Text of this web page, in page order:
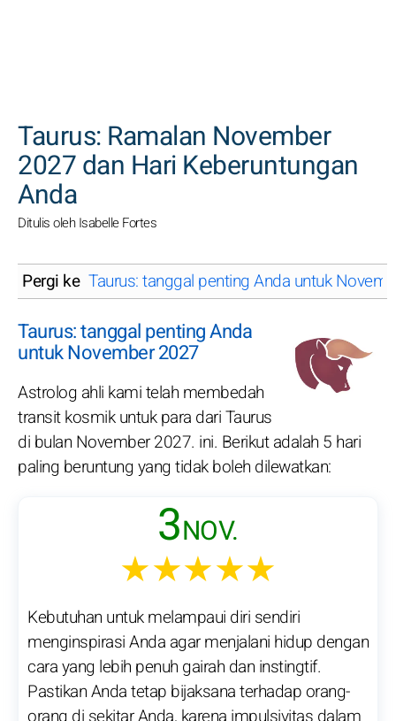
Taurus: Ramalan November
2027 dan Hari Keberuntungan
Anda
Ditulis oleh Isabelle Fortes
Pergi ke Taurus: tanggal penting Anda untuk
Taurus: tanggal penting Anda
untuk November 2027
Astrolog ahli kami telah membedah
transit kosmik untuk para dari Taurus
di bulan November 2027. ini. Berikut adalah 5 hari
paling beruntung yang tidak boleh dilewatkan:
3NOV.
★★★★★
Kebutuhan untuk melampaui diri sendiri
menginspirasi Anda agar menjalani hidup dengan
cara yang lebih penuh gairah dan instingtif.
Pastikan Anda tetap bijaksana terhadap orang-